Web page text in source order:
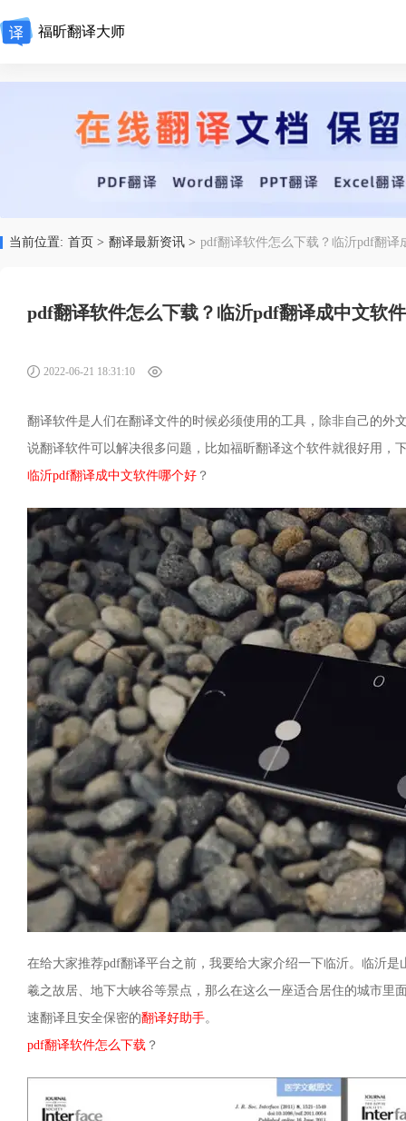
福昕翻译大师
当前位置: 首页 > 翻译最新资讯 > pdf翻译软件怎么下载？临沂pdf翻译
pdf翻译软件怎么下载？临沂pdf翻译成中文软
2022-06-21 18:31:10
翻译软件是人们在翻译文件的时候必须使用的工具，除非自己的
说翻译软件可以解决很多问题，比如福昕翻译这个软件就很好用，
临沂pdf翻译成中文软件哪个好 ？
在给大家推荐pdf翻译平台之前，我要给大家介绍一下临沂。临沂
羲之故居、地下大峡谷等景点，那么在这么一座适合居住的城市里
速翻译且安全保密的翻译好助手。
pdf翻译软件怎么下载 ？